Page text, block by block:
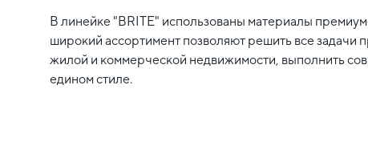
В линейке "BRITE" использованы материалы
широкий ассортимент позволяют решить все задачи
жилой и коммерческой недвижимости, выполнить
едином стиле.